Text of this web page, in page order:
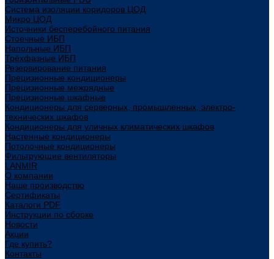
Система изоляции коридоров ЦОД
Микро ЦОД
Источники бесперебойного питания
Стоечные ИБП
Напольные ИБП
Трёхфазные ИБП
Резервирование питания
Прецизионные кондиционеры
Прецизионные межрядные
Прецизионные шкафные
Кондиционеры для серверных, промышленных, электро-
технических шкафов
Кондиционеры для уличных климатических шкафов
Настенные кондиционеры
Потолочные кондиционеры
Фильтрующие вентиляторы
LANMIR
О компании
Наше производство
Сертификаты
Каталоги PDF
Инструкции по сборке
Новости
Акции
Где купить?
Контакты